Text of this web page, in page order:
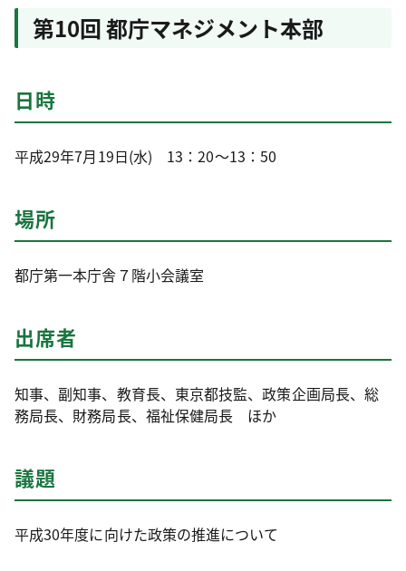
第10回 都庁マネジメント本部
日時
平成29年7月19日(水) 13：20～13：50
場所
都庁第一本庁舎７階小会議室
出席者
知事、副知事、教育長、東京都技監、政策企画局長、総
務局長、財務局長、福祉保健局長 ほか
議題
平成30年度に向けた政策の推進について